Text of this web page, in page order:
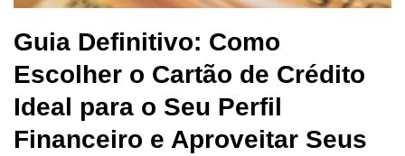
Guia Definitivo: Como
Escolher o Cartão de Crédito
Ideal para o Seu Perfil
Financeiro e Aproveitar Seus